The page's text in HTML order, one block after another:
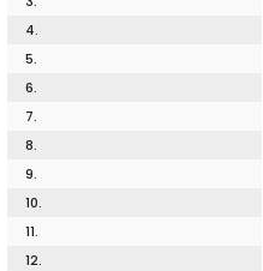
4.
5.
6.
7.
8.
9.
10.
11.
12.